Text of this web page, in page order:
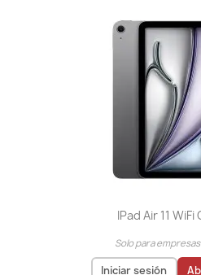
IPad Air 11
Solo para
Iniciar sesión